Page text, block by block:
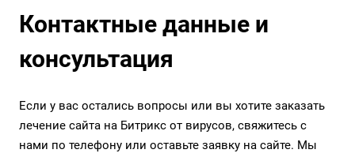
Контактные данные и
консультация
Если у вас остались вопросы или вы хотите заказать
лечение сайта на Битрикс от вирусов, свяжитесь с
нами по телефону или оставьте заявку на сайте. Мы